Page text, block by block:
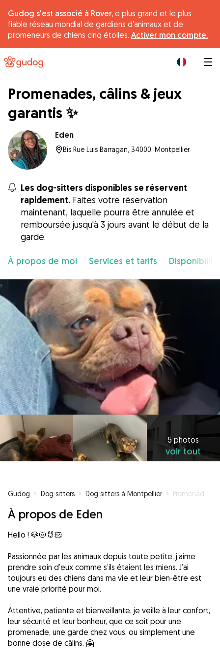
Gudog s'est associé à Rover, e plus grand et le plus
fiable réseau mondial de gardiens d'animaux et de
promeneurs de chiens cinq étoiles. Activer mon compte.
Promenades, câlins & jeux
garantis ✨
Eden
Bis Rue Luis Barragan, 34000, Montpellier
Les dog-sitters disponibles se réservent
rapidement. Faites votre réservation
maintenant, laquelle pourra être annulée et
remboursée jusqu'à 3 jours avant le début de la
garde.
À propos de moi Services et tarifs Disponibilité
5 photos
voir tout
Gudog » Dog sitters » Dog sitters à Montpellier » Promenades, câlins & jeux garantis ✨
À propos de Eden
Hello ! 🐶🐱🐰🐹
Passionnée par les animaux depuis toute petite, j’aime
prendre soin d’eux comme s’ils étaient les miens. J’ai
toujours eu des chiens dans ma vie et leur bien-être est
une vraie priorité pour moi.
Attentive, patiente et bienveillante, je veille à leur confort,
leur sécurité et leur bonheur, que ce soit pour une
promenade, une garde chez vous, ou simplement une
bonne dose de câlins. 🤗